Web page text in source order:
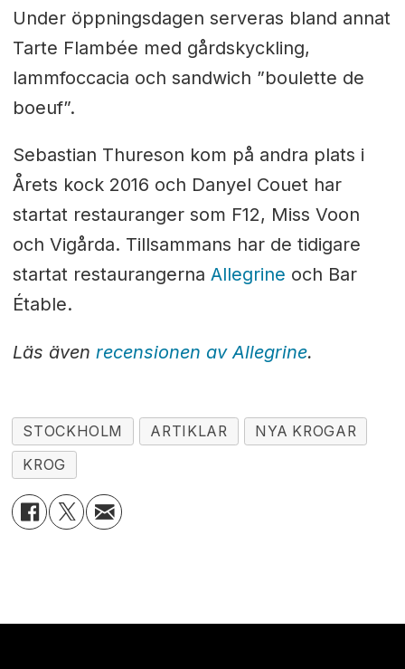
Under öppningsdagen serveras bland annat
Tarte Flambée med gårdskyckling,
lammfoccacia och sandwich ”boulette de
boeuf”.
Sebastian Thureson kom på andra plats i
Årets kock 2016 och Danyel Couet har
startat restauranger som F12, Miss Voon
och Vigårda. Tillsammans har de tidigare
startat restaurangerna Allegrine och Bar
Étable.
Läs även recensionen av Allegrine.
STOCKHOLM ARTIKLAR
NYA KROGAR
KROG